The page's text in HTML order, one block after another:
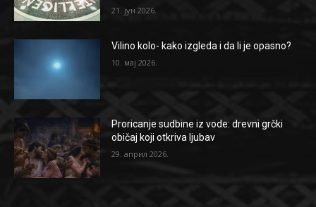
21. јун 2026.
Vilino kolo- kako izgleda i da li je opasno?
10. мај 2026.
Proricanje sudbine iz vode: drevni grčki
običaj koji otkriva ljubav
29. април 2026.